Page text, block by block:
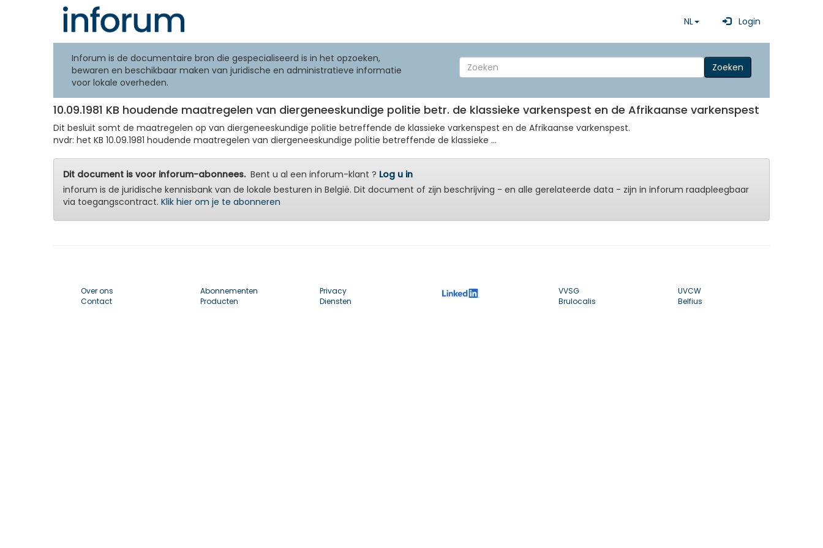
NL Login
Inforum is de documentaire bron die gespecialiseerd is in het opzoeken,
bewaren en beschikbaar maken van juridische en administratieve informatie
voor lokale overheden.
Zoeken
10.09.1981 KB houdende maatregelen van diergeneeskundige politie betr. de klassieke varkenspest en de Afrikaanse varkenspest
Dit besluit somt de maatregelen op van diergeneeskundige politie betreffende de klassieke varkenspest en de Afrikaanse varkenspest.
nvdr: het KB 10.09.1981 houdende maatregelen van diergeneeskundige politie betreffende de klassieke ...
Dit document is voor inforum-abonnees.Bent u al een inforum-klant ? Log u in
inforum is de juridische kennisbank van de lokale besturen in België. Dit document of zijn beschrijving - en alle gerelateerde data - zijn in inforum raadpleegbaar
via toegangscontract. Klik hier om je te abonneren
Over ons
Contact
Abonnementen
Producten
Privacy
Diensten
VVSG
Brulocalis
UVCW
Belfius